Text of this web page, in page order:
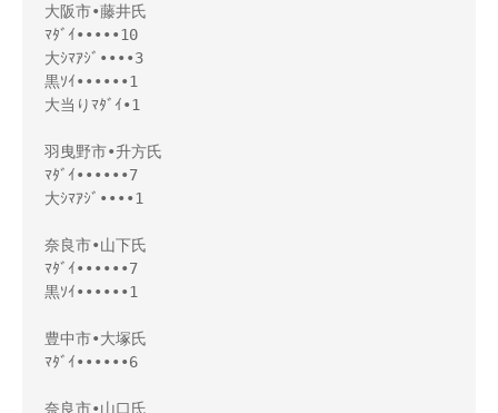
大阪市•藤井氏
ﾏﾀﾞｲ•••••10
大ｼﾏｱｼﾞ••••3
黒ｿｲ••••••1
大当りﾏﾀﾞｲ•1
羽曳野市•升方氏
ﾏﾀﾞｲ••••••7
大ｼﾏｱｼﾞ••••1
奈良市•山下氏
ﾏﾀﾞｲ••••••7
黒ｿｲ••••••1
豊中市•大塚氏
ﾏﾀﾞｲ••••••6
奈良市•山口氏